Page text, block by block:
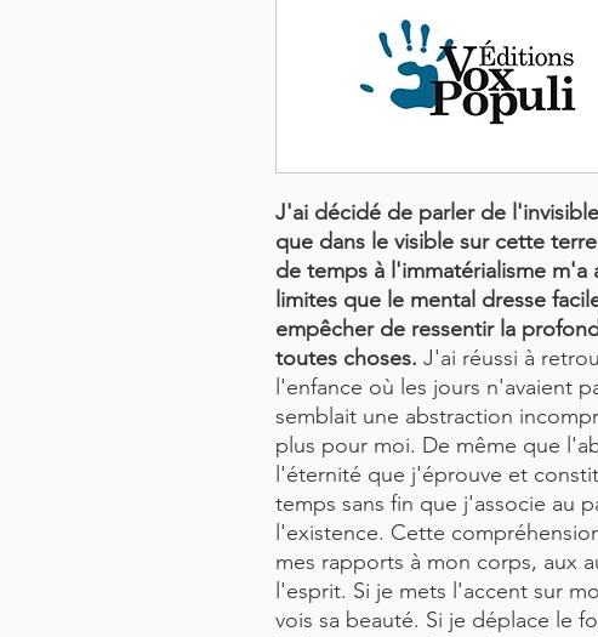
J'ai décidé de parler de
que dans le visible sur cette
de temps à l'immatérialisme m'a
limites que le mental dresse
empêcher de ressentir la
toutes choses. J'ai réussi à
l'enfance où les jours n'avaient
semblait une abstraction
plus pour moi. De même que
l'éternité que j'éprouve et
temps sans fin que j'associe au
l'existence. Cette
mes rapports à mon corps, aux
l'esprit. Si je mets l'accent sur
vois sa beauté. Si je déplace le